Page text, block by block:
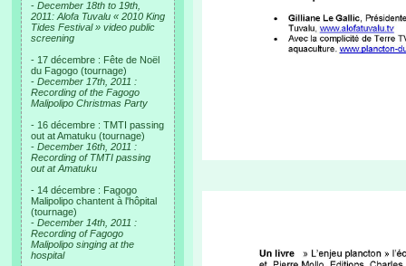
- December 18th to 19th,
2011: Alofa Tuvalu « 2010 King
Tides Festival » video public
screening
- 17 décembre : Fête de Noël
du Fagogo (tournage)
- December 17th, 2011 :
Recording of the Fagogo
Malipolipo Christmas Party
- 16 décembre : TMTI passing
out at Amatuku (tournage)
- December 16th, 2011 :
Recording of TMTI passing
out at Amatuku
- 14 décembre : Fagogo
Malipolipo chantent à l'hôpital
(tournage)
- December 14th, 2011 :
Recording of Fagogo
Malipolipo singing at the
hospital